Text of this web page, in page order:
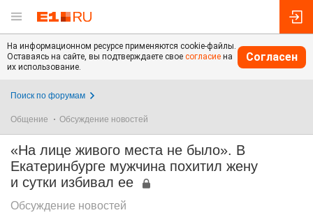
На информационном ресурсе применяются cookie-файлы.
Оставаясь на сайте, вы подтверждаете свое согласие на
их использование.
Согласен
Поиск по форумам
Общение Обсуждение новостей
«На лице живого места не было». В
Екатеринбурге мужчина похитил жену
и сутки избивал ее
Обсуждение новостей